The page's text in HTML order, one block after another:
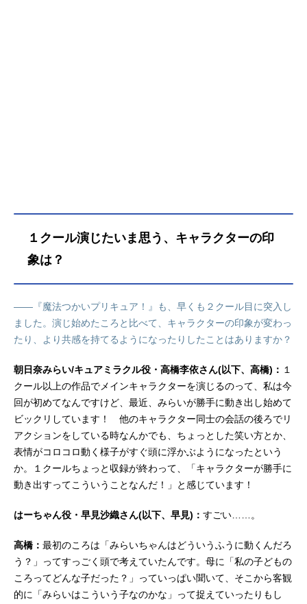
１クール演じたいま思う、キャラクターの印
象は？
――『魔法つかいプリキュア！』も、早くも２クール目に突入し
ました。演じ始めたころと比べて、キャラクターの印象が変わっ
たり、より共感を持てるようになったりしたことはありますか？
朝日奈みらい/キュアミラクル役・高橋李依さん(以下、高橋)： １
クール以上の作品でメインキャラクターを演じるのって、私は今
回が初めてなんですけど、最近、みらいが勝手に動き出し始めて
ビックリしています！ 他のキャラクター同士の会話の後ろでリ
アクションをしている時なんかでも、ちょっとした笑い方とか、
表情がコロコロ動く様子がすぐ頭に浮かぶようになったという
か。１クールちょっと収録が終わって、「キャラクターが勝手に
動き出すってこういうことなんだ！」と感じています！
はーちゃん役・早見沙織さん(以下、早見)： すごい……。
高橋： 最初のころは「みらいちゃんはどういうふうに動くんだろ
う？」ってすっごく頭で考えていたんです。母に「私の子どもの
ころってどんな子だった？」っていっぱい聞いて、そこから客観
的に「みらいはこういう子なのかな」って捉えていったりもし